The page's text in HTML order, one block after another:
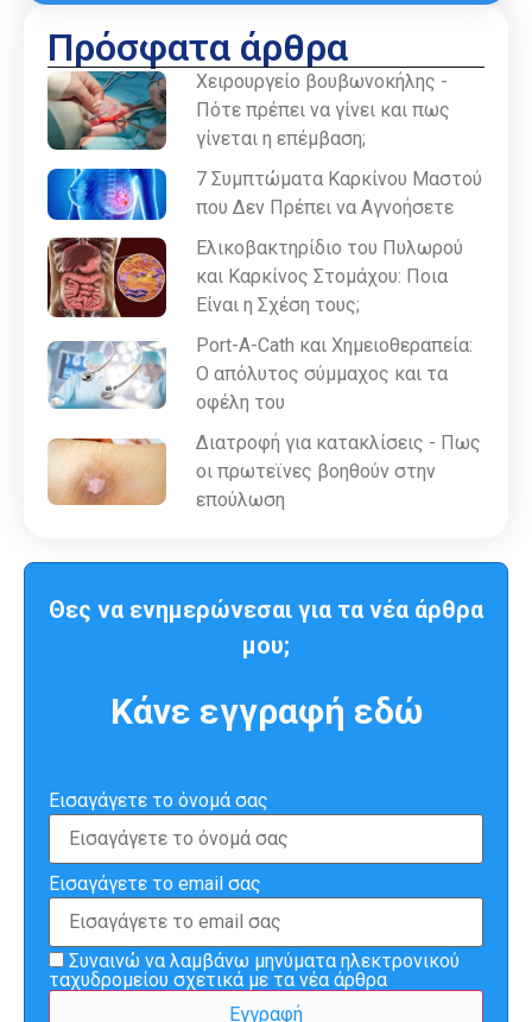
Πρόσφατα άρθρα
Χειρουργείο βουβωνοκήλης -
Πότε πρέπει να γίνει και πως
γίνεται η επέμβαση;
7 Συμπτώματα Καρκίνου Μαστού
που Δεν Πρέπει να Αγνοήσετε
Ελικοβακτηρίδιο του Πυλωρού
και Καρκίνος Στομάχου: Ποια
Είναι η Σχέση τους;
Port-A-Cath και Χημειοθεραπεία:
Ο απόλυτος σύμμαχος και τα
οφέλη του
Διατροφή για κατακλίσεις - Πως
οι πρωτεϊνες βοηθούν στην
επούλωση
Θες να ενημερώνεσαι για τα νέα άρθρα
μου;
Κάνε εγγραφή εδώ
Εισαγάγετε το όνομά σας
Εισαγάγετε το email σας
Συναινώ να λαμβάνω μηνύματα ηλεκτρονικού
ταχυδρομείου σχετικά με τα νέα άρθρα